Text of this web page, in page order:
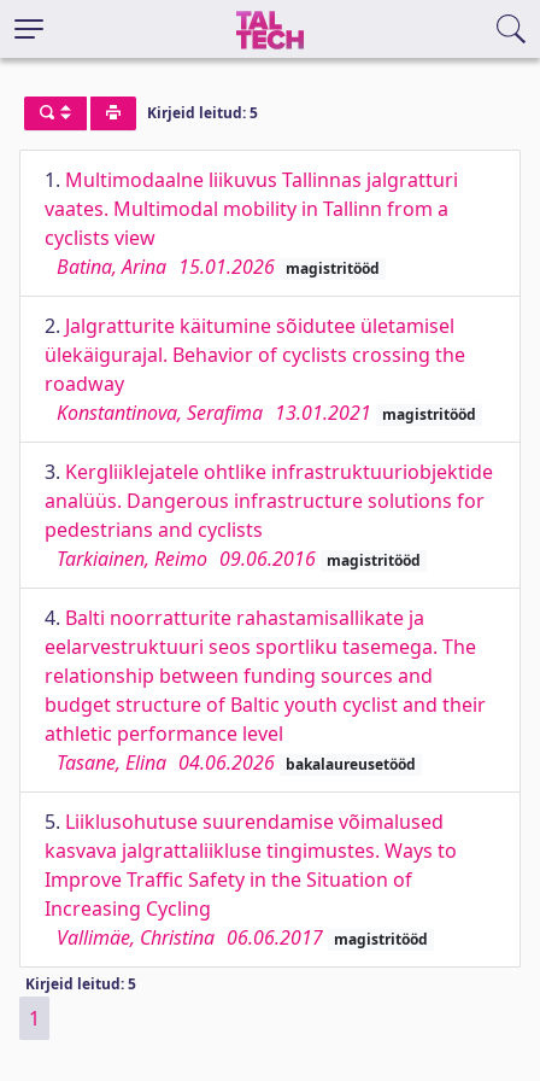
Kirjeid leitud: 5
1. Multimodaalne liikuvus Tallinnas jalgratturi
vaates. Multimodal mobility in Tallinn from a
cyclists view
Batina, Arina 15.01.2026 magistritööd
2. Jalgratturite käitumine sõidutee ületamisel
ülekäigurajal. Behavior of cyclists crossing the
roadway
Konstantinova, Serafima 13.01.2021 magistritööd
3. Kergliiklejatele ohtlike infrastruktuuriobjektide
analüüs. Dangerous infrastructure solutions for
pedestrians and cyclists
Tarkiainen, Reimo 09.06.2016 magistritööd
4. Balti noorratturite rahastamisallikate ja
eelarvestruktuuri seos sportliku tasemega. The
relationship between funding sources and
budget structure of Baltic youth cyclist and their
athletic performance level
Tasane, Elina 04.06.2026 bakalaureusetööd
5. Liiklusohutuse suurendamise võimalused
kasvava jalgrattaliikluse tingimustes. Ways to
Improve Traffic Safety in the Situation of
Increasing Cycling
Vallimäe, Christina 06.06.2017 magistritööd
Kirjeid leitud: 5
1